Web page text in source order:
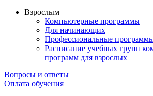
Взрослым
Компьютерные программы
Для начинающих
Профессиональные
Расписание учебных групп
программ для взрослых
Вопросы и ответы
Оплата обучения